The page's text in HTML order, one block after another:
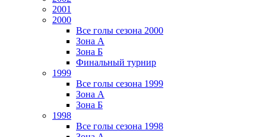
2001
2000
Все голы сезона 2000
Зона А
Зона Б
Финальный турнир
1999
Все голы сезона 1999
Зона А
Зона Б
1998
Все голы сезона 1998